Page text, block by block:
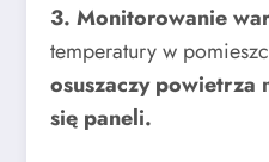
3. Monitorowanie
temperatury w
osuszaczy powietrza
się paneli.